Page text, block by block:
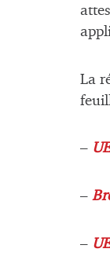
La
–
–
–